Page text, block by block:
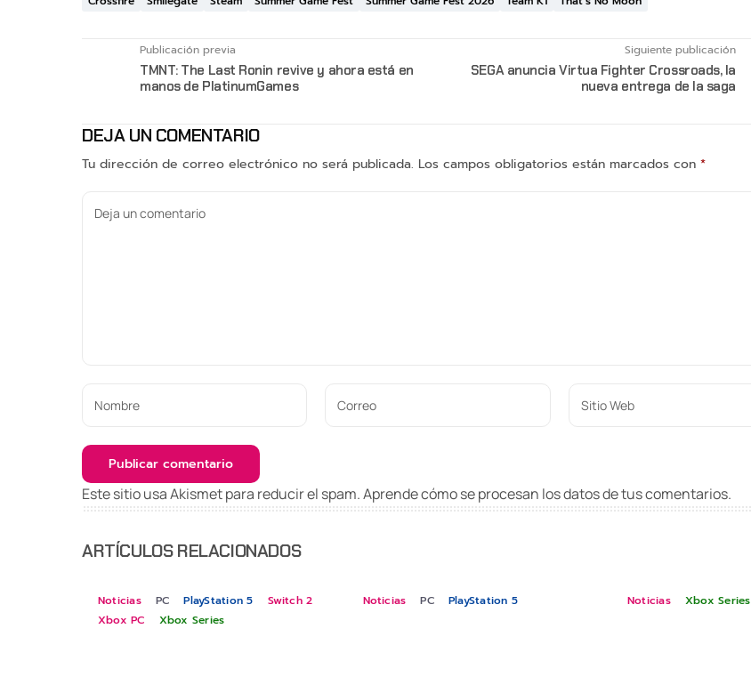
Publicación previa
TMNT: The Last Ronin revive y ahora está en
manos de PlatinumGames
Siguiente publicación
SEGA anuncia Virtua Fighter Crossroads, la
nueva entrega de la saga
DEJA UN COMENTARIO
Tu dirección de correo electrónico no será publicada. Los campos obligatorios están marcados con *
Este sitio usa Akismet para reducir el spam.Aprende cómo se procesan los datos de tus comentarios.
ARTÍCULOS RELACIONADOS
Noticias PC PlayStation 5
Switch 2
Xbox PC
Xbox Series
Noticias PC PlayStation 5 Noticias Xbox Series